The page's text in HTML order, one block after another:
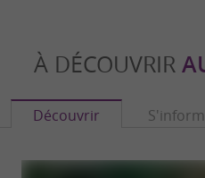
À DÉCOUVRIR
Découvrir